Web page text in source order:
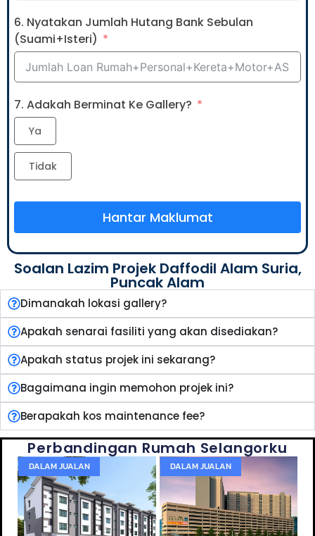
6. Nyatakan Jumlah Hutang Bank Sebulan
(Suami+Isteri)
7. Adakah Berminat Ke Gallery?
Ya
Tidak
Hantar Maklumat
Soalan Lazim Projek Daffodil Alam Suria,
Puncak Alam
Dimanakah lokasi gallery?
Apakah senarai fasiliti yang akan disediakan?
Apakah status projek ini sekarang?
Bagaimana ingin memohon projek ini?
Berapakah kos maintenance fee?
Perbandingan Rumah Selangorku
DALAM JUALAN DALAM JUALAN